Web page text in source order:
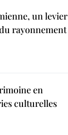
un levier
rayonnement
en
culturelles